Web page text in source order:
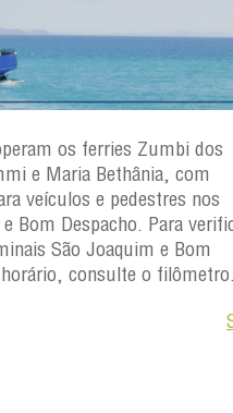
os ferries Zumbi dos
e Maria Bethânia, com
veículos e pedestres nos
Bom Despacho. Para
São Joaquim e Bom
consulte o